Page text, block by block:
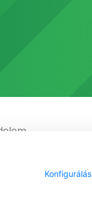
Konfigurálás